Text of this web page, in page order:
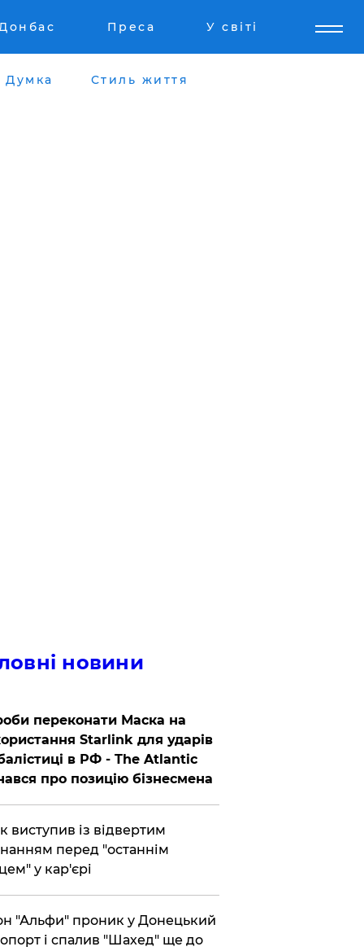
Преса У світі
Думка Стиль життя
новини
переконати Маска на
Starlink для ударів
в РФ - The Atlantic
про позицію бізнесмена
виступив із відвертим
перед "останнім
у кар'єрі
"Альфи" проник у Донецький
і спалив "Шахед" ще до